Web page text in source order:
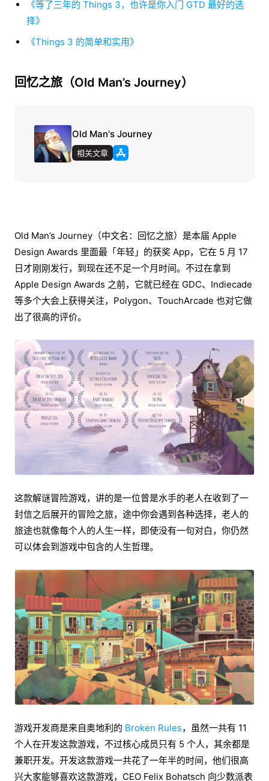
《等了三年的 Things 3，也许是你入门 GTD 最好的选
择》
《Things 3 的简单和实用》
回忆之旅（Old Man’s Journey）
Old Man's Journey
相关文章
Old Man’s Journey（中文名：回忆之旅）是本届 Apple
Design Awards 里面最「年轻」的获奖 App，它在 5 月 17
日才刚刚发行，到现在还不足一个月时间。不过在拿到
Apple Design Awards 之前，它就已经在 GDC、Indiecade
等多个大会上获得关注，Polygon、TouchArcade 也对它做
出了很高的评价。
这款解谜冒险游戏，讲的是一位曾是水手的老人在收到了一
封信之后展开的冒险之旅，途中你会遇到各种选择，老人的
旅途也就像每个人的人生一样，即使没有一句对白，你仍然
可以体会到游戏中包含的人生哲理。
游戏开发商是来自奥地利的 Broken Rules，虽然一共有 11
个人在开发这款游戏，不过核心成员只有 5 个人，其余都是
兼职开发。开发这款游戏一共花了一年半的时间，他们很高
兴大家能够喜欢这款游戏，CEO Felix Bohatsch 向少数派表